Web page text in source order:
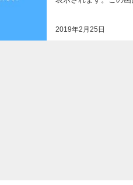
2019年2月25日